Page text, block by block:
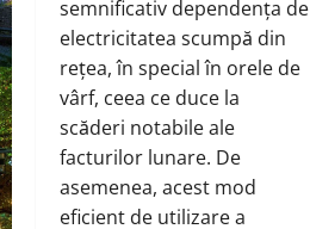
semnificativ dependența de
electricitatea scumpă din
rețea, în special în orele de
vârf, ceea ce duce la
scăderi notabile ale
facturilor lunare. De
asemenea, acest mod
eficient de utilizare a